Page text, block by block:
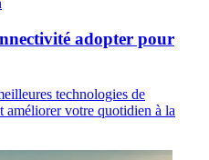
adopter pour
technologies de
améliorer votre quotidien à la